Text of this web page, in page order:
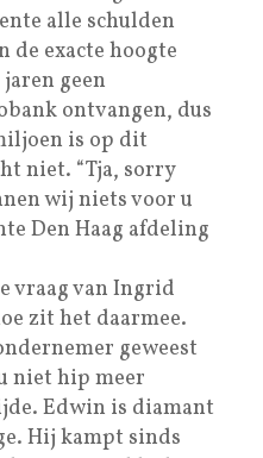
alle schulden
de exacte hoogte
geen
ontvangen, dus
is op dit
niet. “Tja, sorry
wij niets voor u
Den Haag afdeling
vraag van Ingrid
zit het daarmee.
geweest
niet hip meer
Edwin is diamant
Hij kampt sinds